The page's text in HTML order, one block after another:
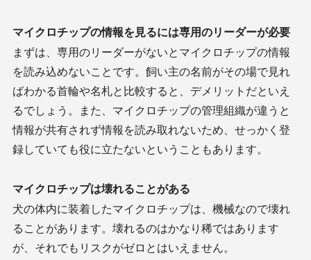
マイクロチップの情報を見るには専用のリーダーが必要
まずは、専用のリーダーがないとマイクロチップの情報
を読み込めないことです。飼い主の名前がその場で見れ
ばわかる首輪や名札と比較すると、デメリットだといえ
るでしょう。また、マイクロチップの管理組織が違うと
情報が共有されず情報を読み取れないため、せっかく登
録していても役に立たないということもあります。
マイクロチップは壊れることがある
犬の体内に装着したマイクロチップは、機械なので壊れ
ることがあります。壊れるのはかなり稀ではあります
が、それでもリスクがゼロとはいえません。